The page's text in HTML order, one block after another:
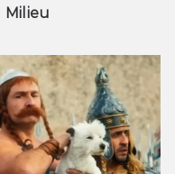
Milieu